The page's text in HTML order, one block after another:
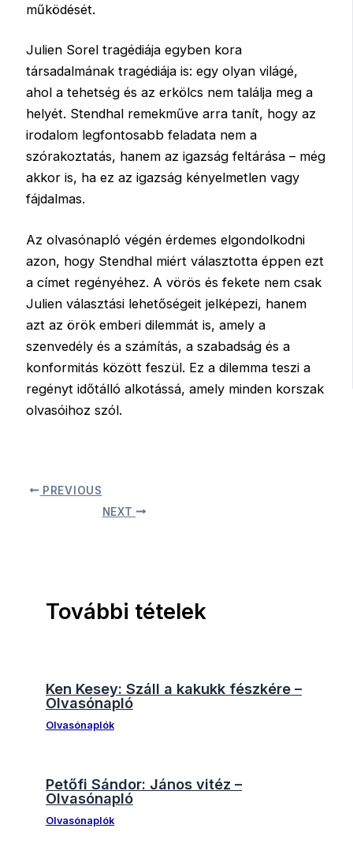
működését.
Julien Sorel tragédiája egyben kora
társadalmának tragédiája is: egy olyan világé,
ahol a tehetség és az erkölcs nem találja meg a
helyét. Stendhal remekműve arra tanít, hogy az
irodalom legfontosabb feladata nem a
szórakoztatás, hanem az igazság feltárása – még
akkor is, ha ez az igazság kényelmetlen vagy
fájdalmas.
Az olvasónapló végén érdemes elgondolkodni
azon, hogy Stendhal miért választotta éppen ezt
a címet regényéhez. A vörös és fekete nem csak
Julien választási lehetőségeit jelképezi, hanem
azt az örök emberi dilemmát is, amely a
szenvedély és a számítás, a szabadság és a
konformitás között feszül. Ez a dilemma teszi a
regényt időtálló alkotássá, amely minden korszak
olvasóihoz szól.
PREVIOUS
NEXT
További tételek
Ken Kesey: Száll a kakukk fészkére –
Olvasónapló
Olvasónaplók
Petőfi Sándor: János vitéz –
Olvasónapló
Olvasónaplók